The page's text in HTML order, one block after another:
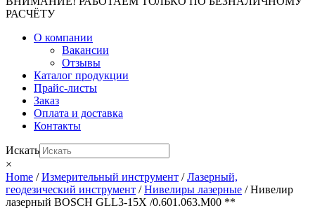
РАСЧЁТУ
О компании
Вакансии
Отзывы
Каталог продукции
Прайс-листы
Заказ
Оплата и доставка
Контакты
Искать
×
Home /Измерительный инструмент /Лазерный,
геодезический инструмент /Нивелиры лазерные / Нивелир
лазерный BOSCH GLL3-15X /0.601.063.M00 **